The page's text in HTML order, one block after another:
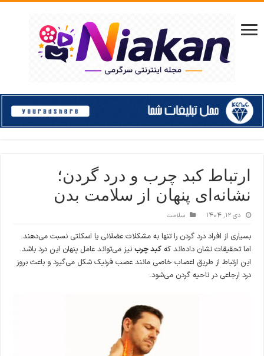
ارتباط کبد چرب و درد گردن؛
نشانه‌ای پنهان از سلامت بدن
دی ۱۲, ۱۴۰۴ سلامت
بسیاری از افراد درد گردن را تنها به مشکلات عضلانی یا اسکلتی نسبت می‌دهند.
اما تحقیقات نشان داده‌اند کهکبد چرب نیز می‌تواند عامل پنهان این درد باشد.
این ارتباط از طریق اعصاب خاصی مانند عصب فرنیک شکل می‌گیرد و باعث بروز
درد ارجاعی در ناحیه گردن می‌شود.